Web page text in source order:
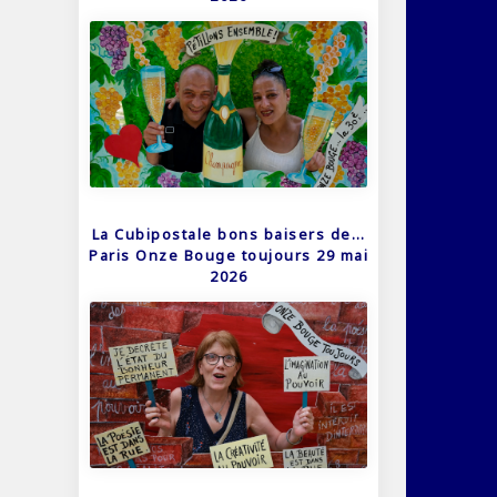
La Cubipostale bons baisers de…
Paris Onze Bouge toujours 29 mai
2026